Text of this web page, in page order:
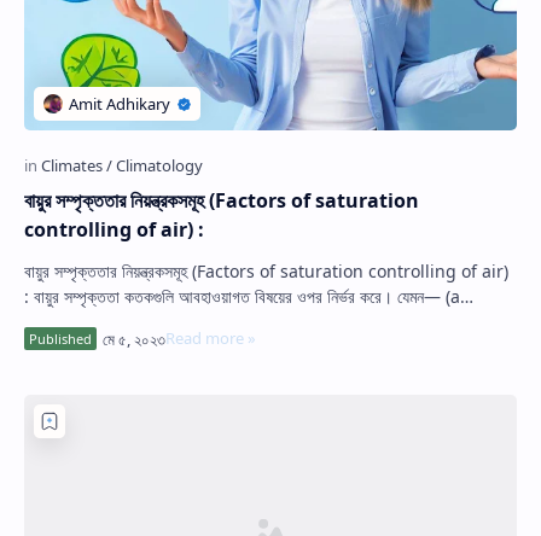
বায়ুর সম্পৃক্ততার নিয়ন্ত্রকসমূহ (Factors of saturation
controlling of air) :
বায়ুর সম্পৃক্ততার নিয়ন্ত্রকসমূহ (Factors of saturation controlling of air)
: বায়ুর সম্পৃক্ততা কতকগুলি আবহাওয়াগত বিষয়ের ওপর নির্ভর করে। যেমন— (a…